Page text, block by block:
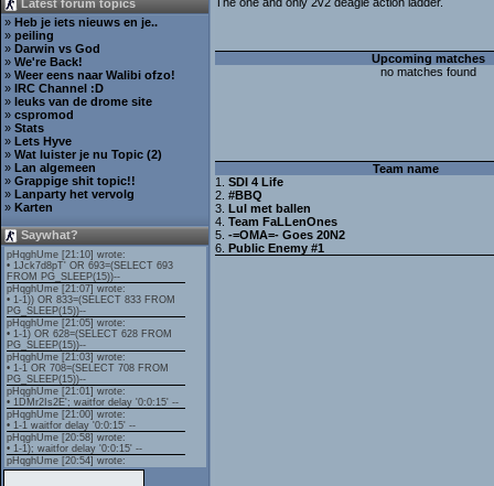
Latest forum topics
» Heb je iets nieuws en je..
» peiling
» Darwin vs God
» We're Back!
» Weer eens naar Walibi ofzo!
» IRC Channel :D
» leuks van de drome site
» cspromod
» Stats
» Lets Hyve
» Wat luister je nu Topic (2)
» Lan algemeen
» Grappige shit topic!!
» Lanparty het vervolg
» Karten
Saywhat?
Upcoming matches
no matches found
Team name
1. SDI 4 Life
2. #BBQ
3. Lul met ballen
4. Team FaLLenOnes
5. -=OMA=- Goes 20N2
6. Public Enemy #1